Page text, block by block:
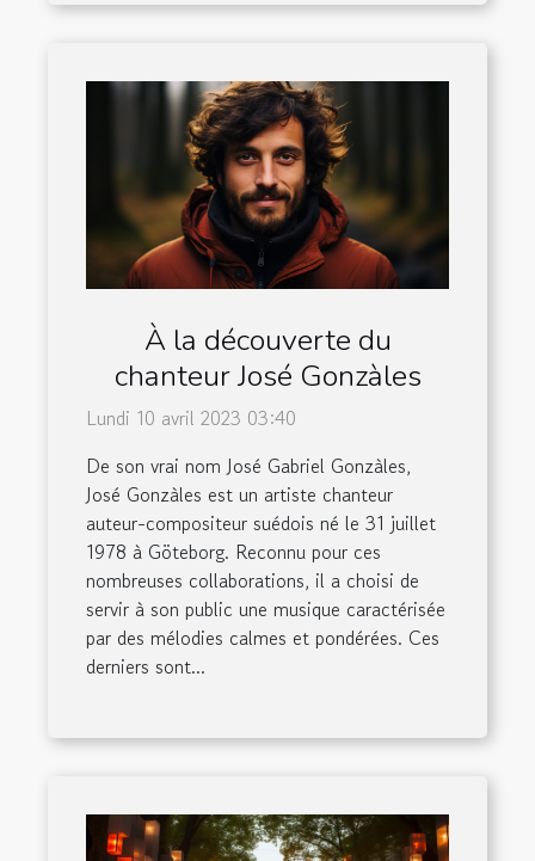
À la découverte du
chanteur José Gonzàles
Lundi 10 avril 2023 03:40
De son vrai nom José Gabriel Gonzàles,
José Gonzàles est un artiste chanteur
auteur-compositeur suédois né le 31 juillet
1978 à Göteborg. Reconnu pour ces
nombreuses collaborations, il a choisi de
servir à son public une musique caractérisée
par des mélodies calmes et pondérées. Ces
derniers sont...